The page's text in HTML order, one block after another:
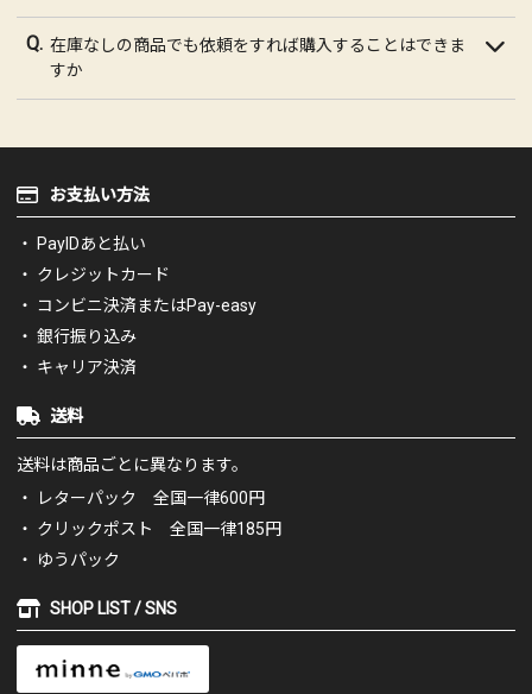
在庫なしの商品でも依頼をすれば購入することはできま
すか
お支払い方法
PayIDあと払い
クレジットカード
コンビニ決済またはPay-easy
銀行振り込み
キャリア決済
送料
送料は商品ごとに異なります。
レターパック 全国一律600円
クリックポスト 全国一律185円
ゆうパック
SHOP LIST / SNS